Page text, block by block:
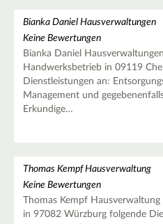
Bianka Daniel Hausverwaltungen
Keine Bewertungen
Bianka Daniel
Handwerksbetrieb in 09119
Dienstleistungen an:
Management und
Erkundige…
Thomas Kempf Hausverwaltung
Keine Bewertungen
Thomas Kempf
in 97082 Würzburg folgende